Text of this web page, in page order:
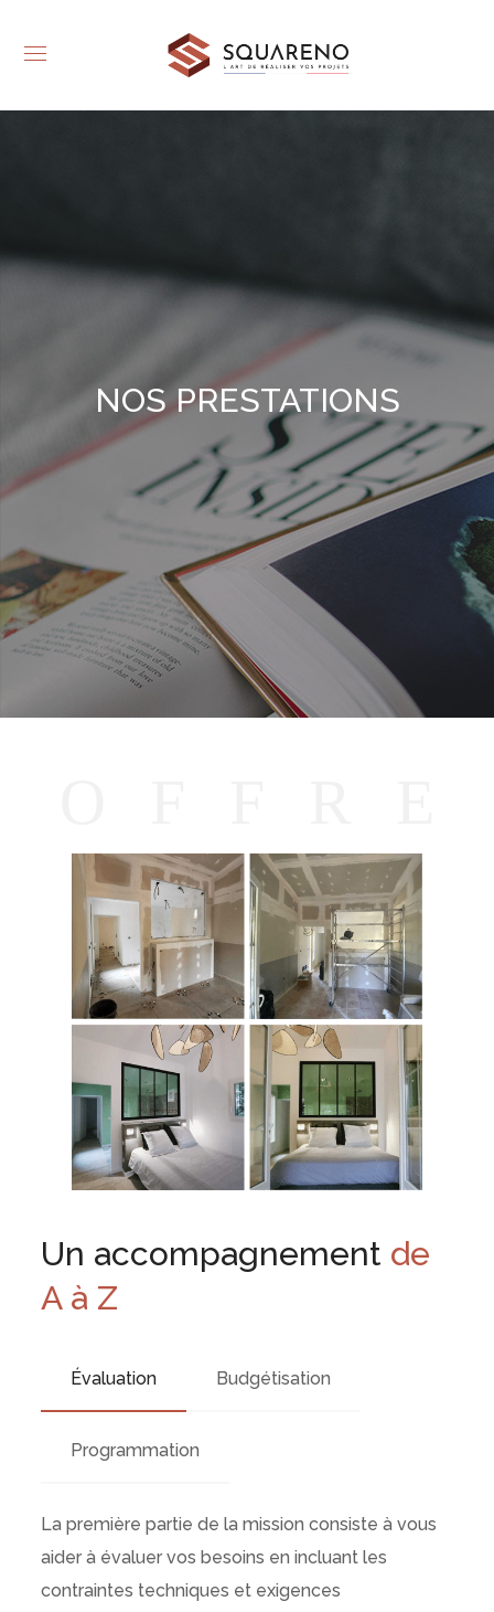
NOS PRESTATIONS
Un accompagnement de
A à Z
Évaluation Budgétisation
Programmation
La première partie de la mission consiste à vous
aider à évaluer vos besoins en incluant les
contraintes techniques et exigences